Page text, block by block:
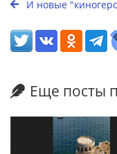
И новые
Еще посты